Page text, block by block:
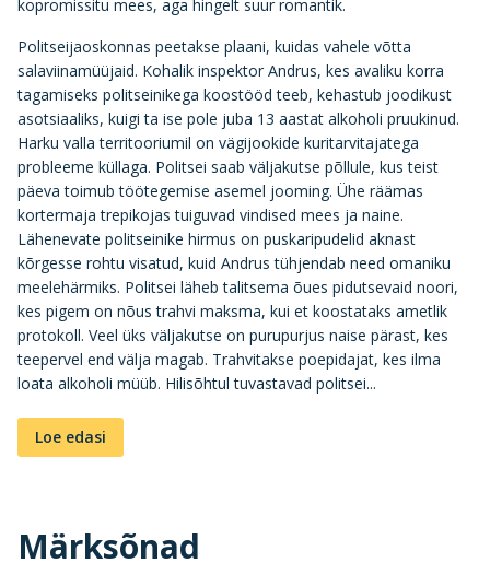
kopromissitu mees, aga hingelt suur romantik.
Politseijaoskonnas peetakse plaani, kuidas vahele võtta
salaviinamüüjaid. Kohalik inspektor Andrus, kes avaliku korra
tagamiseks politseinikega koostööd teeb, kehastub joodikust
asotsiaaliks, kuigi ta ise pole juba 13 aastat alkoholi pruukinud.
Harku valla territooriumil on vägijookide kuritarvitajatega
probleeme küllaga. Politsei saab väljakutse põllule, kus teist
päeva toimub töötegemise asemel jooming. Ühe räämas
kortermaja trepikojas tuiguvad vindised mees ja naine.
Lähenevate politseinike hirmus on puskaripudelid aknast
kõrgesse rohtu visatud, kuid Andrus tühjendab need omaniku
meelehärmiks. Politsei läheb talitsema õues pidutsevaid noori,
kes pigem on nõus trahvi maksma, kui et koostataks ametlik
protokoll. Veel üks väljakutse on purupurjus naise pärast, kes
teepervel end välja magab. Trahvitakse poepidajat, kes ilma
loata alkoholi müüb. Hilisõhtul tuvastavad politsei...
Loe edasi
Märksõnad